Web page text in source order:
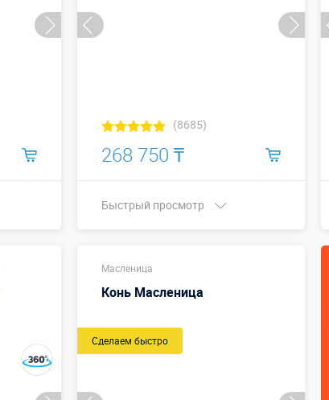
(8685)
268 750 ₸
Быстрый просмотр
Масленица
Конь Масленица
Сделаем быстро